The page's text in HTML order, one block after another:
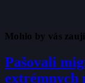
Mohlo by vás
Pašovali
extrémnych